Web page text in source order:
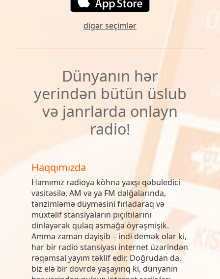
digər seçimlər
Dünyanın hər
yerindən bütün üslub
və janrlarda onlayn
radio!
Haqqımızda
Hamımız radioya köhnə yaxşı qəbuledici
vasitəsilə, AM və ya FM dalğalarında,
tənzimləmə düyməsini fırladaraq və
müxtəlif stansiyaların pıçıltılarını
dinləyərək qulaq asmağa öyrəşmişik.
Amma zaman dəyişib – indi demək olar ki,
hər bir radio stansiyası internet üzərindən
rəqəmsal yayım təklif edir. Doğrudan da,
biz elə bir dövrdə yaşayırıq ki, dünyanın